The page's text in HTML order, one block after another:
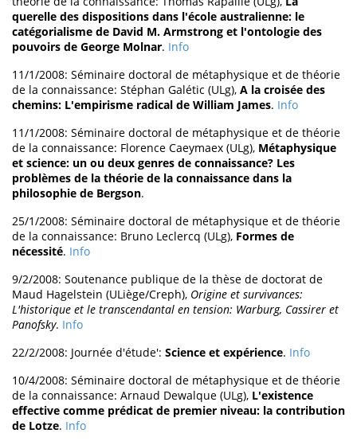
querelle des dispositions dans l'école australienne: le
catégorialisme de David M. Armstrong et l'ontologie des
pouvoirs de George Molnar. Info
11/1/2008: Séminaire doctoral de métaphysique et de théorie
de la connaissance: Stéphan Galétic (ULg), A la croisée des
chemins: L'empirisme radical de William James. Info
11/1/2008: Séminaire doctoral de métaphysique et de théorie
de la connaissance: Florence Caeymaex (ULg), Métaphysique
et science: un ou deux genres de connaissance? Les
problèmes de la théorie de la connaissance dans la
philosophie de Bergson.
25/1/2008: Séminaire doctoral de métaphysique et de théorie
de la connaissance: Bruno Leclercq (ULg), Formes de
nécessité. Info
9/2/2008: Soutenance publique de la thèse de doctorat de
Maud Hagelstein (ULiège/Creph), Origine et survivances:
L'historique et le transcendantal en tension: Warburg, Cassirer et
Panofsky. Info
22/2/2008: Journée d'étude': Science et expérience. Info
10/4/2008: Séminaire doctoral de métaphysique et de théorie
de la connaissance: Arnaud Dewalque (ULg), L'existence
effective comme prédicat de premier niveau: la contribution
de Lotze. Info